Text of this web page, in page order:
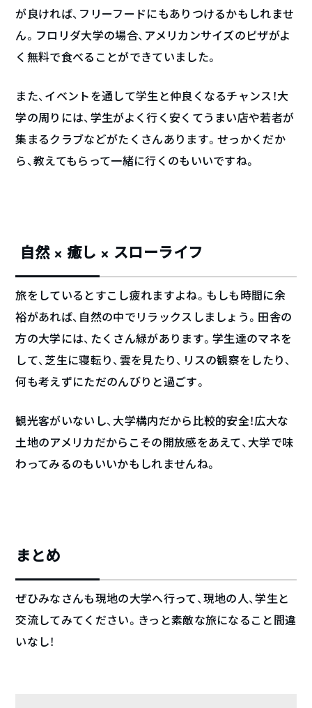
が良ければ、フリーフードにもありつけるかもしれませ
ん。フロリダ大学の場合、アメリカンサイズのピザがよ
く無料で食べることができていました。
また、イベントを通して学生と仲良くなるチャンス！大
学の周りには、学生がよく行く安くてうまい店や若者が
集まるクラブなどがたくさんあります。せっかくだか
ら、教えてもらって一緒に行くのもいいですね。
自然 × 癒し × スローライフ
旅をしているとすこし疲れますよね。もしも時間に余
裕があれば、自然の中でリラックスしましょう。田舎の
方の大学には、たくさん緑があります。学生達のマネを
して、芝生に寝転り、雲を見たり、リスの観察をしたり、
何も考えずにただのんびりと過ごす。
観光客がいないし、大学構内だから比較的安全！広大な
土地のアメリカだからこその開放感をあえて、大学で味
わってみるのもいいかもしれませんね。
まとめ
ぜひみなさんも現地の大学へ行って、現地の人、学生と
交流してみてください。きっと素敵な旅になること間違
いなし！